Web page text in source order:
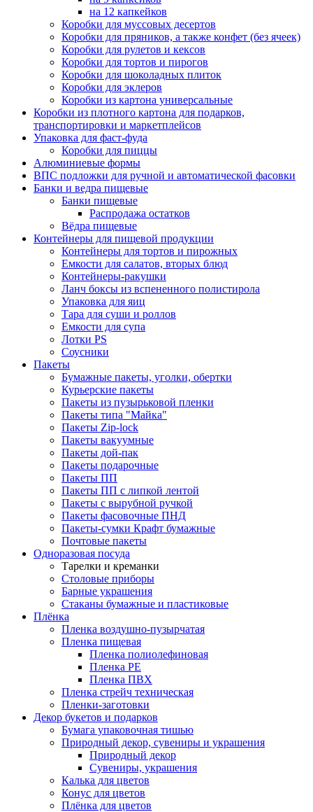
на 12 капкейков
Коробки для муссовых десертов
Коробки для пряников, а также конфет (без ячеек)
Коробки для рулетов и кексов
Коробки для тортов и пирогов
Коробки для шоколадных плиток
Коробки для эклеров
Коробки из картона универсальные
Коробки из плотного картона для подарков,
транспортировки и маркетплейсов
Упаковка для фаст-фуда
Коробки для пиццы
Алюминиевые формы
ВПС подложки для ручной и автоматической фасовки
Банки и ведра пищевые
Банки пищевые
Распродажа остатков
Вёдра пищевые
Контейнеры для пищевой продукции
Контейнеры для тортов и пирожных
Емкости для салатов, вторых блюд
Контейнеры-ракушки
Ланч боксы из вспененного полистирола
Упаковка для яиц
Тара для суши и роллов
Емкости для супа
Лотки PS
Соусники
Пакеты
Бумажные пакеты, уголки, обертки
Курьерские пакеты
Пакеты из пузырьковой пленки
Пакеты типа "Майка"
Пакеты Zip-lock
Пакеты вакуумные
Пакеты дой-пак
Пакеты подарочные
Пакеты ПП
Пакеты ПП с липкой лентой
Пакеты с вырубной ручкой
Пакеты фасовочные ПНД
Пакеты-сумки Крафт бумажные
Почтовые пакеты
Одноразовая посуда
Тарелки и креманки
Столовые приборы
Барные украшения
Стаканы бумажные и пластиковые
Плёнка
Пленка воздушно-пузырчатая
Пленка пищевая
Пленка полиолефиновая
Пленка PE
Пленка ПВХ
Пленка стрейч техническая
Пленки-заготовки
Декор букетов и подарков
Бумага упаковочная тишью
Природный декор, сувениры и украшения
Природный декор
Сувениры, украшения
Калька для цветов
Конус для цветов
Плёнка для цветов